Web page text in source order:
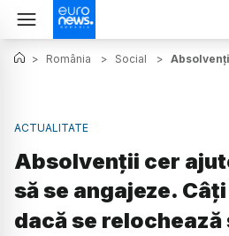
> România > Social >
ACTUALITATE
Absolvenții cer
să se angajeze.
dacă se